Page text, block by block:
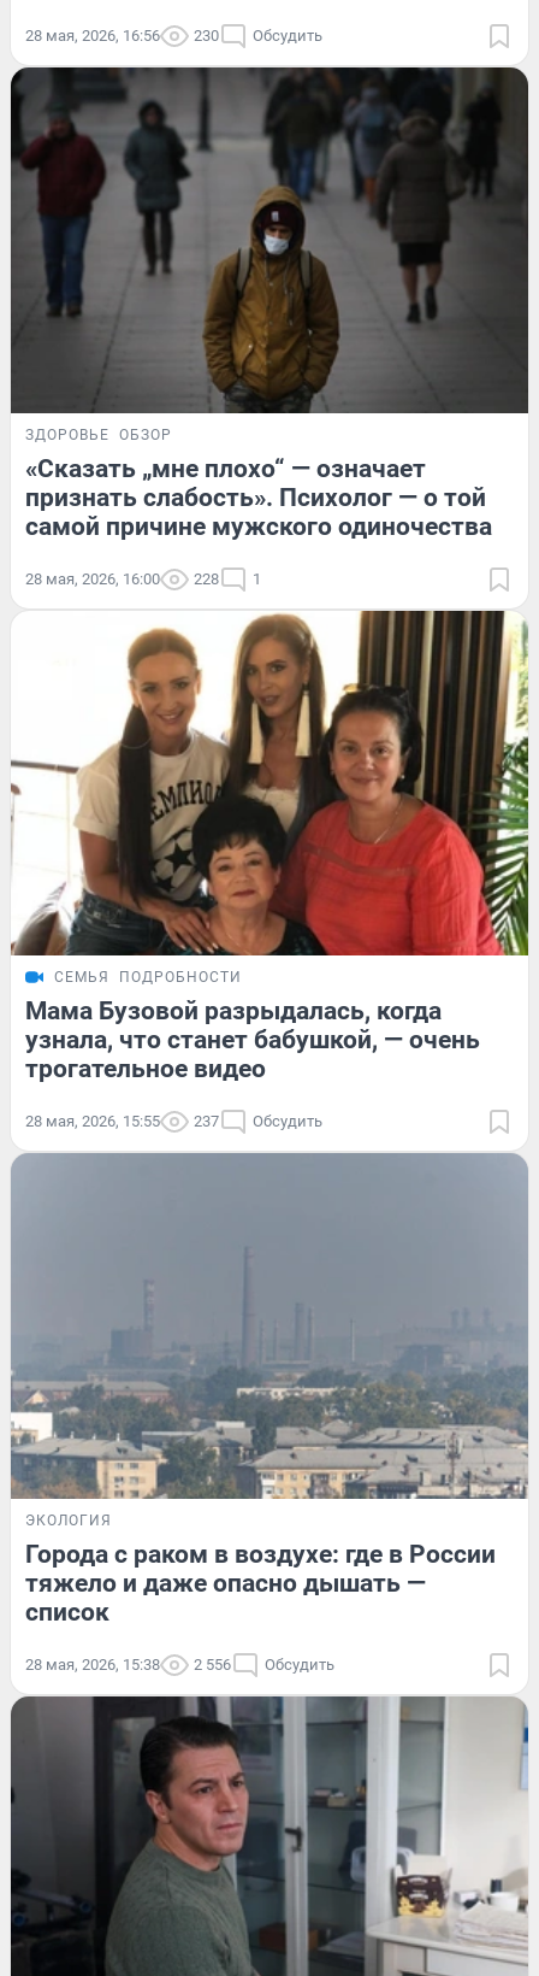
28 мая, 2026, 16:56 230 Обсудить
ЗДОРОВЬЕ ОБЗОР
«Сказать „мне плохо“ — означает
признать слабость». Психолог — о той
самой причине мужского одиночества
28 мая, 2026, 16:00 228 1
СЕМЬЯ ПОДРОБНОСТИ
Мама Бузовой разрыдалась, когда
узнала, что станет бабушкой, — очень
трогательное видео
28 мая, 2026, 15:55 237 Обсудить
ЭКОЛОГИЯ
Города с раком в воздухе: где в России
тяжело и даже опасно дышать —
список
28 мая, 2026, 15:38 2 556 Обсудить